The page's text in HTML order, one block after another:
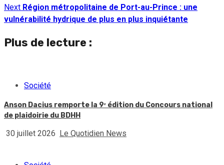
Reading
Next Région métropolitaine de Port-au-Prince : une
vulnérabilité hydrique de plus en plus inquiétante
Plus de lecture :
Société
Anson Dacius remporte la 9ᵉ édition du Concours national
de plaidoirie du BDHH
30 juillet 2026 Le Quotidien News